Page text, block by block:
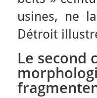
usines, ne
Détroit
Le second